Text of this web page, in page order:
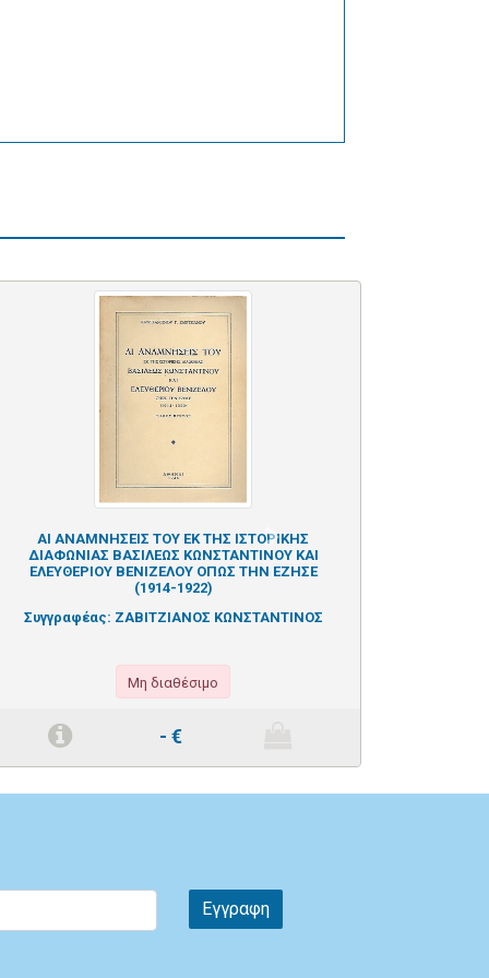
ΑΙ ΑΝΑΜΝΗΣΕΙΣ ΤΟΥ ΕΚ ΤΗΣ ΙΣΤΟΡΙΚΗΣ
ΔΙΑΦΩΝΙΑΣ ΒΑΣΙΛΕΩΣ ΚΩΝΣΤΑΝΤΙΝΟΥ ΚΑΙ
ΕΛΕΥΘΕΡΙΟΥ ΒΕΝΙΖΕΛΟΥ ΟΠΩΣ ΤΗΝ ΕΖΗΣΕ
(1914-1922)
Συγγραφέας: ΖΑΒΙΤΖΙΑΝΟΣ ΚΩΝΣΤΑΝΤΙΝΟΣ
Μη διαθέσιμο
- €
Next
Εγγραφη